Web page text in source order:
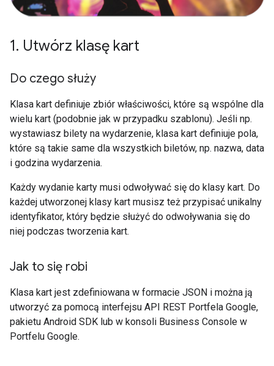
1. Utwórz klasę kart
Do czego służy
Klasa kart definiuje zbiór właściwości, które są wspólne dla
wielu kart (podobnie jak w przypadku szablonu). Jeśli np.
wystawiasz bilety na wydarzenie, klasa kart definiuje pola,
które są takie same dla wszystkich biletów, np. nazwa, data
i godzina wydarzenia.
Każdy wydanie karty musi odwoływać się do klasy kart. Do
każdej utworzonej klasy kart musisz też przypisać unikalny
identyfikator, który będzie służyć do odwoływania się do
niej podczas tworzenia kart.
Jak to się robi
Klasa kart jest zdefiniowana w formacie JSON i można ją
utworzyć za pomocą interfejsu API REST Portfela Google,
pakietu Android SDK lub w konsoli Business Console w
Portfelu Google.